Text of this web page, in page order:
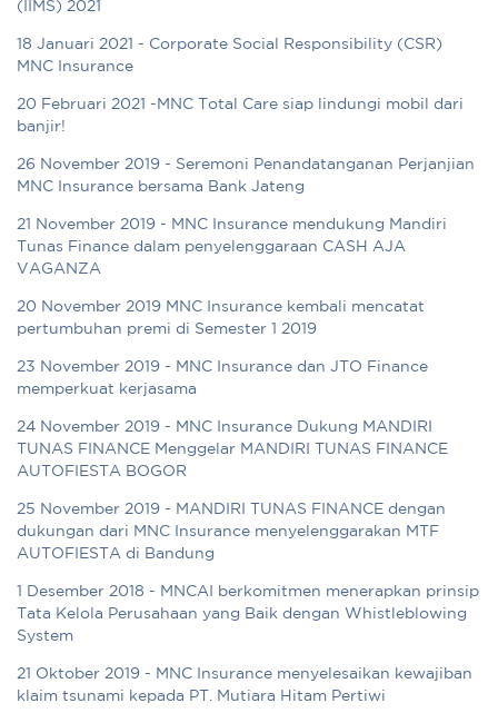
(IIMS) 2021
18 Januari 2021 - Corporate Social Responsibility (CSR)
MNC Insurance
20 Februari 2021 -MNC Total Care siap lindungi mobil dari
banjir!
26 November 2019 - Seremoni Penandatanganan Perjanjian
MNC Insurance bersama Bank Jateng
21 November 2019 - MNC Insurance mendukung Mandiri
Tunas Finance dalam penyelenggaraan CASH AJA
VAGANZA
20 November 2019 MNC Insurance kembali mencatat
pertumbuhan premi di Semester 1 2019
23 November 2019 - MNC Insurance dan JTO Finance
memperkuat kerjasama
24 November 2019 - MNC Insurance Dukung MANDIRI
TUNAS FINANCE Menggelar MANDIRI TUNAS FINANCE
AUTOFIESTA BOGOR
25 November 2019 - MANDIRI TUNAS FINANCE dengan
dukungan dari MNC Insurance menyelenggarakan MTF
AUTOFIESTA di Bandung
1 Desember 2018 - MNCAI berkomitmen menerapkan prinsip
Tata Kelola Perusahaan yang Baik dengan Whistleblowing
System
21 Oktober 2019 - MNC Insurance menyelesaikan kewajiban
klaim tsunami kepada PT. Mutiara Hitam Pertiwi